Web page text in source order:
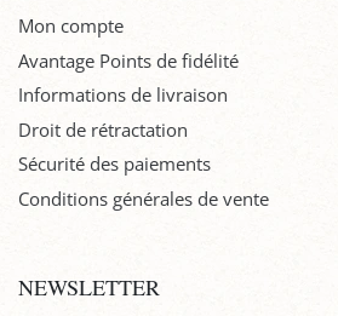
Mon compte
Avantage Points de fidélité
Informations de livraison
Droit de rétractation
Sécurité des paiements
Conditions générales de vente
NEWSLETTER